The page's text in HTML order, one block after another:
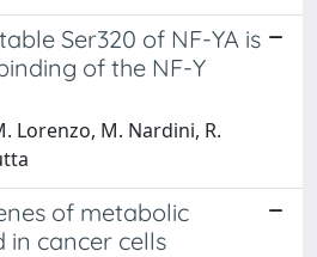
Ser320 of NF-YA is
of the NF-Y
Lorenzo, M. Nardini, R.
of metabolic
in cancer cells